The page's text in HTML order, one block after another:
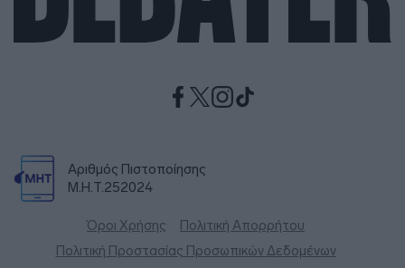
Αριθμός Πιστοποίησης
Μ.Η.Τ.252024
Όροι Χρήσης
Πολιτική Απορρήτου
Πολιτική Προστασίας Προσωπικών Δεδομένων